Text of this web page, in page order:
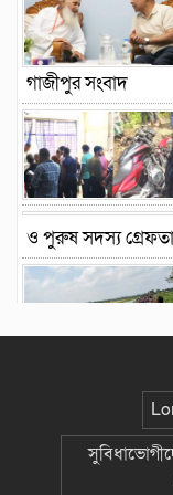
গাজীপুর সংবাদ
ও পুরুষ সদস্য
জিম্মিদশায়, থানায়